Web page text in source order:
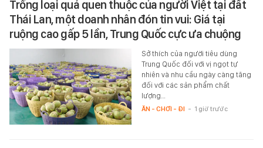
Trồng loại quả quen thuộc của người Việt tại đất
Thái Lan, một doanh nhân đón tin vui: Giá tại
ruộng cao gấp 5 lần, Trung Quốc cực ưa chuộng
Sở thích của người tiêu dùng
Trung Quốc đối với vị ngọt tự
nhiên và nhu cầu ngày càng tăng
đối với các sản phẩm chất
lượng…
ĂN - CHƠI - ĐI - 1 giờ trước